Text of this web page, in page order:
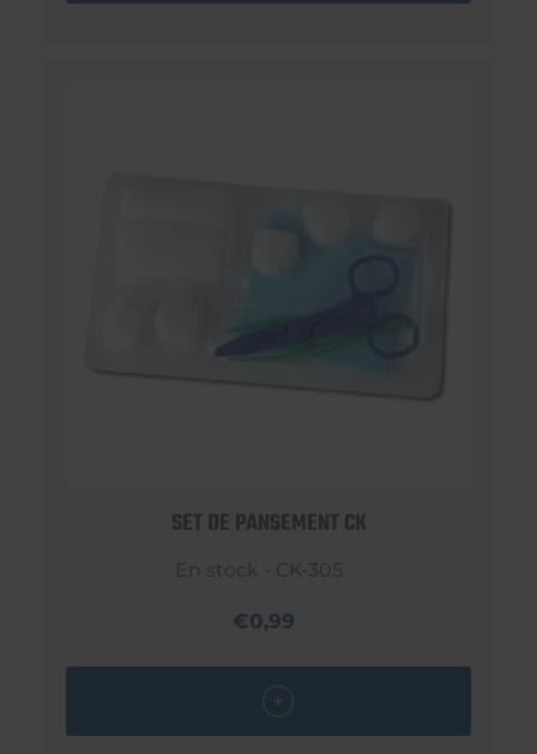
SET DE PANSEMENT CK
En stock - CK-305
€0,99